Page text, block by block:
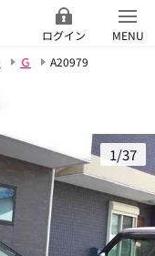
ログイン
MENU
Ｇ A20979
1/37